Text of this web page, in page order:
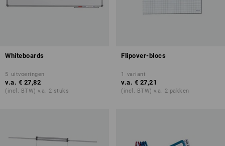
Whiteboards
5 uitvoeringen
v.a. € 27,82
(incl. BTW) v.a. 2 stuks
Flipover-blocs
1 variant
v.a. € 27,21
(incl. BTW) v.a. 2 pakken